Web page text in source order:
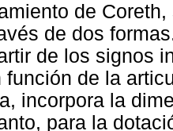
de
de dos
de los signos
función de la
incorpora la
para la